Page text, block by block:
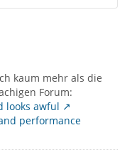
kaum mehr als die
Forum:
looks awful
performance